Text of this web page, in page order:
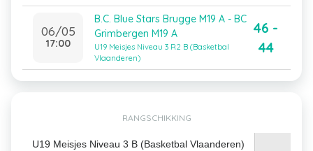
06/05
17:00
B.C. Blue Stars Brugge M19 A - BC
Grimbergen M19 A
U19 Meisjes Niveau 3 R2 B (Basketbal
Vlaanderen)
46 -
44
RANGSCHIKKING
U19 Meisjes Niveau 3 B (Basketbal Vlaanderen)